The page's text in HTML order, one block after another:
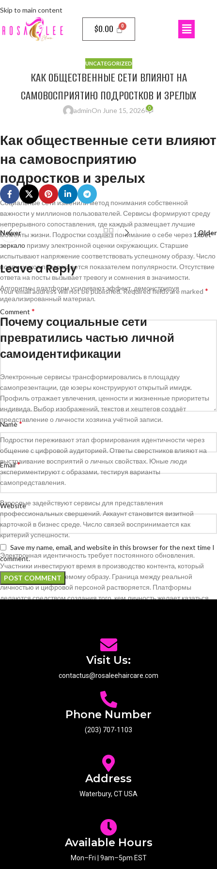
Skip to main content
$0.00
UNCATEGORIZED
КАК ОБЩЕСТВЕННЫЕ СЕТИ ВЛИЯЮТ НА
САМОВОСПРИЯТИЮ ПОДРОСТКОВ И ЗРЕЛЫХ
adminOn June 15, 2026 0
Как общественные сети влияют
на самовосприятию
подростков и зрелых
Социальные сети изменили метод понимания собственной
важности у миллионов пользователей. Сервисы формируют среду
непрерывного сопоставления, где каждый размещает лучшие
моменты жизни. Подростки создают понимание о себе через 1xbet
зеркало призму электронной оценки окружающих. Старшие
испытывают напряжение соответствовать успешному образу. Число
подписчиков превращается показателем популярности. Отсутствие
ответа на посты вызывает тревогу и сомнения в значимости.
Алгоритмы платформ усиливают эффект, демонстрируя
идеализированный материал.
Почему социальные сети
превратились частью личной
самоидентификации
Электронные сервисы трансформировались в площадку
самопрезентации, где юзеры конструируют открытый имидж.
Профиль отражает увлечения, ценности и жизненные приоритеты
индивида. Выбор изображений, текстов и хештегов создаёт
представление о личности хозяина учётной записи.
Подростки переживают этап формирования идентичности через
общение с цифровой аудиторией. Ответы сверстников влияют на
выстраивание восприятий о личных свойствах. Юные люди
экспериментируют с образами, тестируя варианты
самопредставления.
Взрослые задействуют сервисы для представления
профессиональных свершений. Аккаунт становится визитной
карточкой в бизнес среде. Число связей воспринимается как
критерий успешности.
Электронная идентичность требует постоянного обновления.
Участники инвестируют время в производство контента, который
1xbet отвечает желаемому образу. Граница между реальной
личностью и цифровой персоной растворяется. Платформы
делаются средством создания того, кем личность желает казаться.
основной источник
психологического давления
Социальные платформы формируют условия для постоянного
отображает отобранные эпизоды успеха других пользователей.
Путешествия, приобретения, карьерные победы создают
искажённое восприятие о реальности.
кто выглядит успешнее или привлекательнее. Наблюдение за
идеализированными образами понижает удовлетворённость
критериями оценки. Несоответствие стандартам провоцирует
Взрослые сопоставляют карьерные пути и образ жизни.
Newer Older
Leave a Reply
Your email address will not be published.Required fields are marked *
Comment *
Name*
Email*
Website
Save my name, email, and website in this browser for the next time I
comment.
Visit Us:
contactus@rosaleehaircare.com
Phone Number
(203) 707-1103
Address
Waterbury, CT USA
Available Hours
Mon–Fri | 9am–5pm EST